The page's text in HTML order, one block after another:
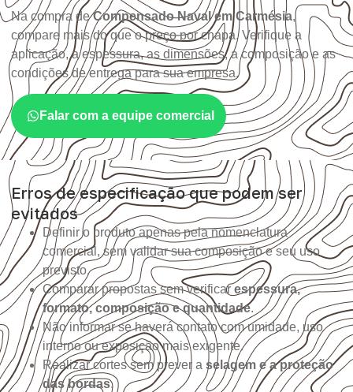
Na compra deCompensado Naval em Carmésia,
compare mais do que o preço por chapa. Verifique a
aplicação, a espessura, as dimensões, a composição e as
condições de entrega para sua empresa.
Falar com a equipe comercial
Erros de especificação que podem ser
evitados
Definir o produto apenas pela nomenclatura
comercial, sem validar sua composição e seu uso
previsto.
Comparar propostas sem verificarespessura,
formato, composição e quantidade.
Não informar se haverá contato com umidade, uso
interno ou exposição mais exigente.
Realizar cortes sem prever a selagem e a proteção
das bordas.